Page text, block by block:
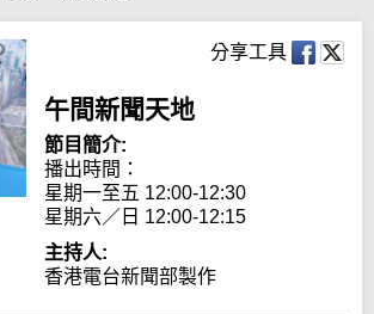
分享工具
午間新聞天地
節目簡介:
播出時間：
星期一至五 12:00-12:30
星期六／日 12:00-12:15
主持人:
香港電台新聞部製作